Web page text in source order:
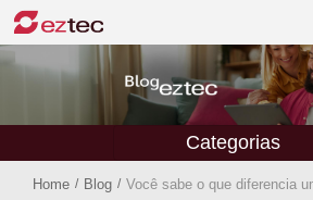
Categorias
Home / Blog / Você sabe o que diferencia